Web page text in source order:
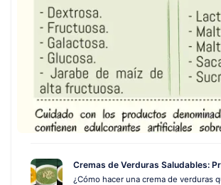
Cremas de Verduras Saludables:
¿Cómo hacer una crema de verduras